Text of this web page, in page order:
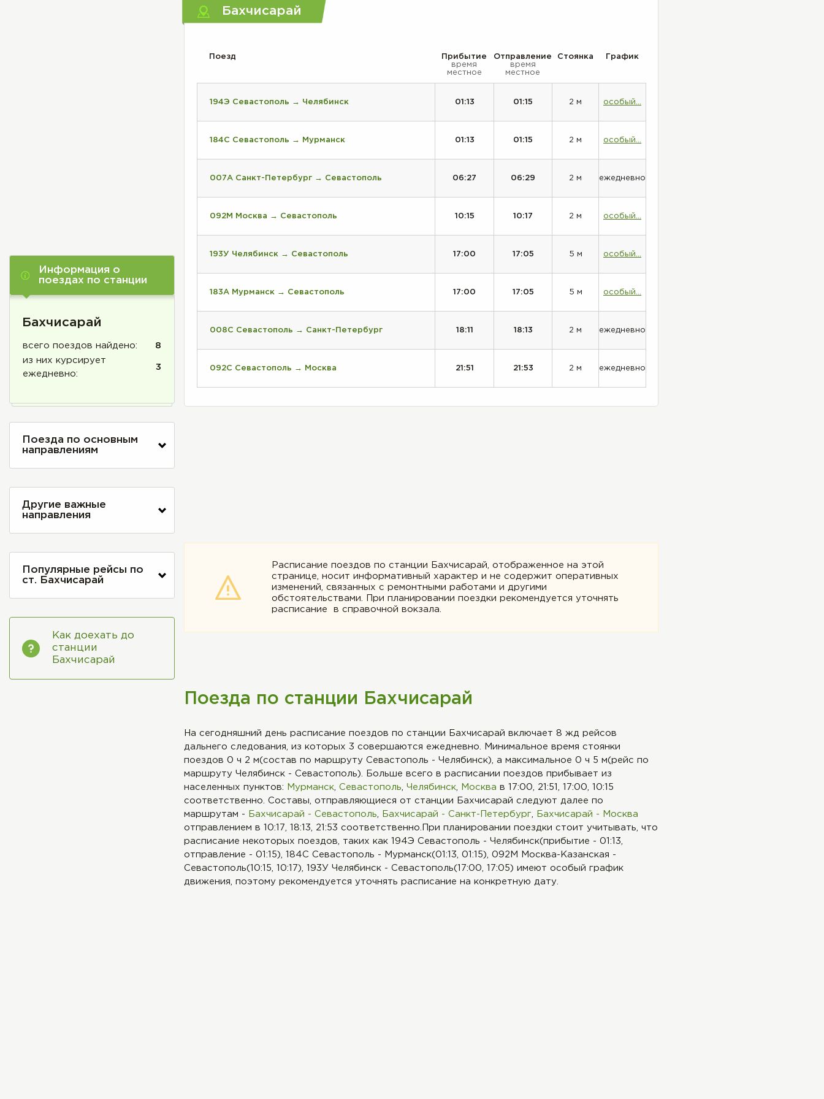
Информация о
поездах по станции
Бахчисарай
всего поездов найдено:
8
из них курсирует
ежедневно:
3
Поезда по основным
направлениям
Другие важные
направления
Популярные рейсы по
ст. Бахчисарай
Как доехать до
станции
Бахчисарай
Расписание поездов по станции Бахчисарай, отображенное на этой
странице, носит информативный характер и не содержит оперативных
изменений, связанных с ремонтными работами и другими
обстоятельствами. При планировании поездки рекомендуется уточнять
расписание в справочной вокзала.
Поезда по станции Бахчисарай
На сегодняшний день расписание поездов по станции Бахчисарай включает 8 жд рейсов
дальнего следования, из которых 3 совершаются ежедневно. Минимальное время стоянки
поездов 0 ч 2 м(состав по маршруту Севастополь - Челябинск), а максимальное 0 ч 5 м(рейс по
маршруту Челябинск - Севастополь). Больше всего в расписании поездов прибывает из
населенных пунктов:
Мурманск Севастополь Челябинск Москва в 17:00, 21:51, 17:00, 10:15
соответственно. Составы, отправляющиеся от станции Бахчисарай следуют далее по
маршрутам -
Бахчисарай - Севастополь Бахчисарай - Санкт-Петербург
Бахчисарай - Москва
отправлением в 10:17, 18:13, 21:53 соответственно.При планировании поездки стоит учитывать, что
расписание некоторых поездов, таких как 194Э Севастополь - Челябинск(прибытие - 01:13,
отправление - 01:15), 184С Севастополь - Мурманск(01:13, 01:15), 092М Москва-Казанская -
Севастополь(10:15, 10:17), 193У Челябинск - Севастополь(17:00, 17:05) имеют особый график
движения, поэтому рекомендуется уточнять расписание на конкретную дату.
Бахчисарай
Поезд
Прибытие
время
местное
Отправление
время
местное
Стоянка График
194Э Севастополь → Челябинск 01:13 01:15 2 м особый...
184С Севастополь → Мурманск 01:13 01:15 2 м особый...
007А Санкт-Петербург → Севастополь 06:27 06:29 2 м ежедневно
092М Москва → Севастополь 10:15 10:17 2 м особый...
193У Челябинск → Севастополь 17:00 17:05 5 м особый...
183А Мурманск → Севастополь 17:00 17:05 5 м особый...
008С Севастополь → Санкт-Петербург 18:11 18:13 2 м ежедневно
092С Севастополь → Москва 21:51 21:53 2 м ежедневно